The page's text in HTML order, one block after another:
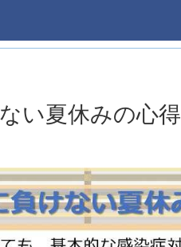
い夏休みの心得